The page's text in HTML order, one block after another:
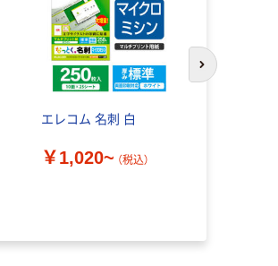
エレコム 名刺 白
￥1,020~ （税込）
次のスライド